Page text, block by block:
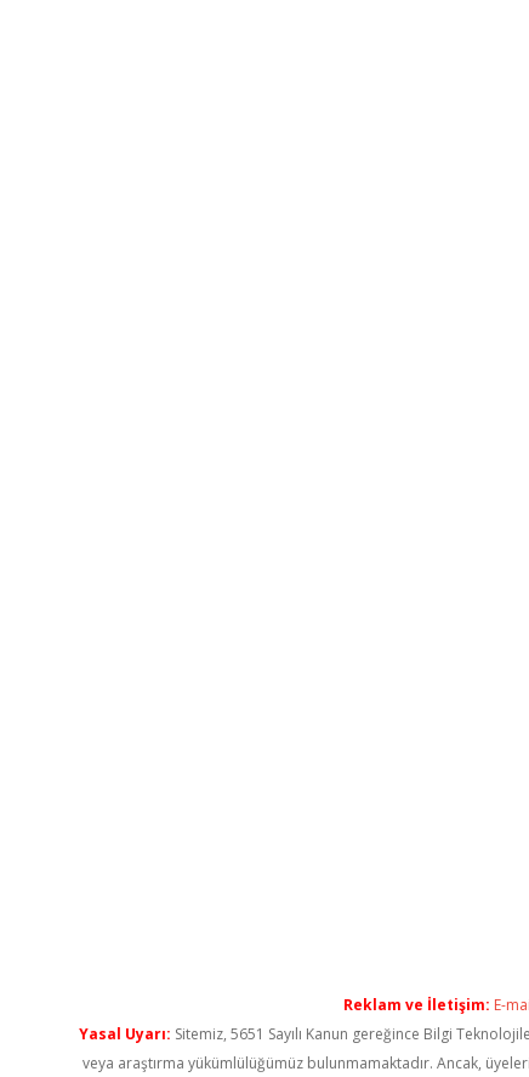
Reklam ve İletişim: E-
Yasal Uyarı: Sitemiz, 5651 Sayılı Kanun gereğince Bilgi
veya araştırma yükümlülüğümüz bulunmamaktadır. Ancak,